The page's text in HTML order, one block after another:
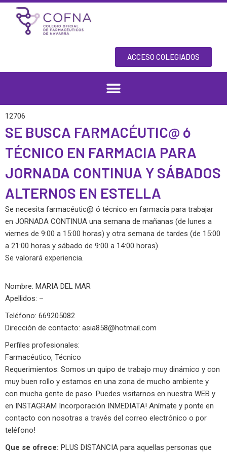
Skip
content
ACCESO COLEGIADOS
12706
SE BUSCA FARMACÉUTIC@ ó
TÉCNICO EN FARMACIA PARA
JORNADA CONTINUA Y SÁBADOS
ALTERNOS EN ESTELLA
Se necesita farmacéutic@ ó técnico en farmacia para trabajar
en JORNADA CONTINUA una semana de mañanas (de lunes a
viernes de 9:00 a 15:00 horas) y otra semana de tardes (de 15:00
a 21:00 horas y sábado de 9:00 a 14:00 horas).
Se valorará experiencia.
Nombre: MARIA DEL MAR
Apellidos: –
Teléfono: 669205082
Dirección de contacto: asia858@hotmail.com
Perfiles profesionales:
Farmacéutico, Técnico
Requerimientos: Somos un quipo de trabajo muy dinámico y con
muy buen rollo y estamos en una zona de mucho ambiente y
con mucha gente de paso. Puedes visitarnos en nuestra WEB y
en INSTAGRAM Incorporación INMEDIATA! Anímate y ponte en
contacto con nosotras a través del correo electrónico o por
teléfono!
Que se ofrece: PLUS DISTANCIA para aquellas personas que